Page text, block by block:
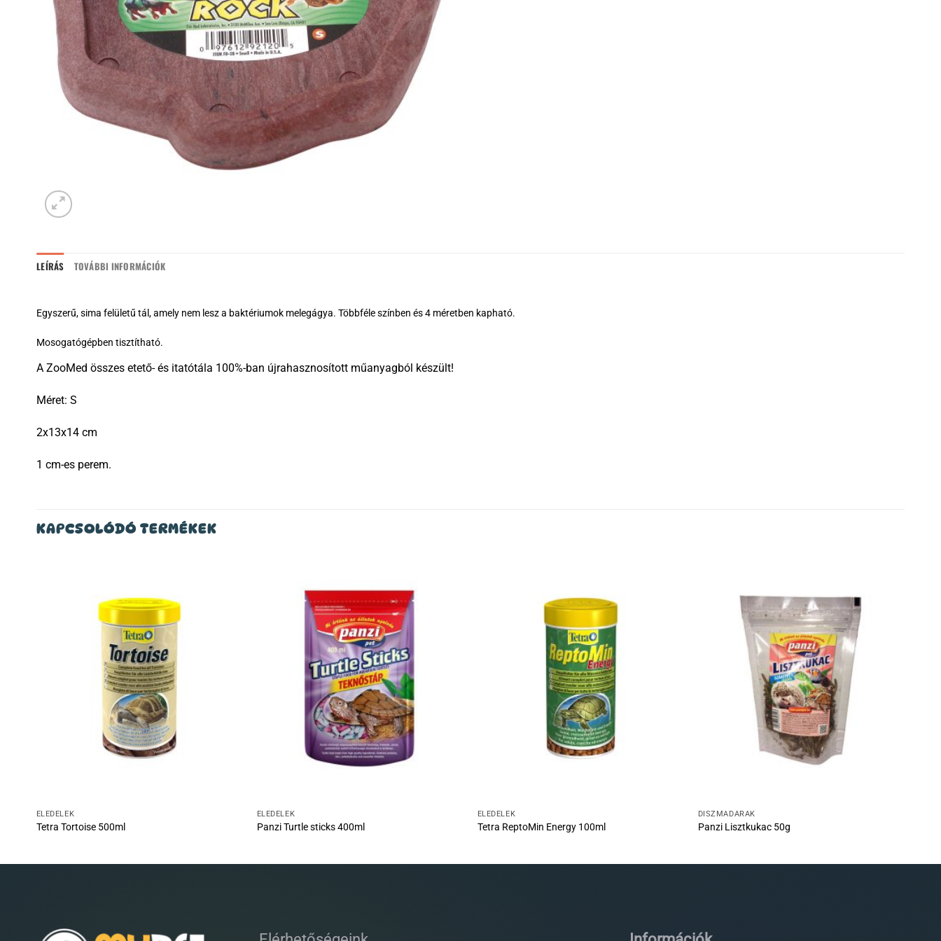
LEÍRÁS TOVÁBBI INFORMÁCIÓK
Egyszerű, sima felületű tál, amely nem lesz a baktériumok melegágya. Többféle színben és 4 méretben kapható.
Mosogatógépben tisztítható.
A ZooMed összes etető- és itatótála 100%-ban újrahasznosított műanyagból készült!
Méret: S
2x13x14 cm
1 cm-es perem.
KAPCSOLÓDÓ TERMÉKEK
ELEDELEK
Tetra Tortoise 500ml
ELEDELEK
Panzi Turtle sticks 400ml
ELEDELEK
Tetra ReptoMin Energy 100ml
DÍSZMADARAK
Panzi Lisztkukac 50g